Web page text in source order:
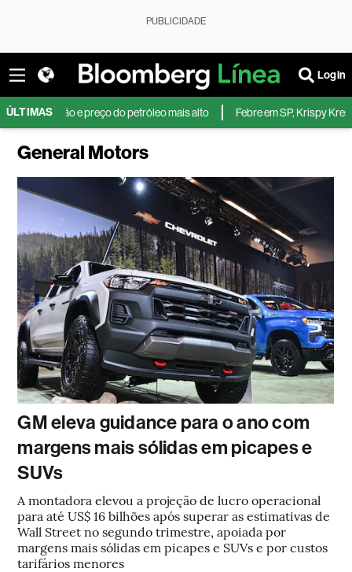
PUBLICIDADE
Login
ÚLTIMASe preço do petróleo mais alto Febre em SP, Krispy Kreme
General Motors
GM eleva guidance para o ano com
margens mais sólidas em picapes e
SUVs
A montadora elevou a projeção de lucro operacional
para até US$ 16 bilhões após superar as estimativas de
Wall Street no segundo trimestre, apoiada por
margens mais sólidas em picapes e SUVs e por custos
tarifários menores